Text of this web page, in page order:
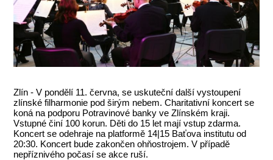
Zlín - V pondělí 11. června, se uskuteční další vystoupení
zlínské filharmonie pod širým nebem. Charitativní koncert se
koná na podporu Potravinové banky ve Zlínském kraji.
Vstupné činí 100 korun. Děti do 15 let mají vstup zdarma.
Koncert se odehraje na platformě 14|15 Baťova institutu od
20:30. Koncert bude zakončen ohňostrojem. V případě
nepříznivého počasí se akce ruší.